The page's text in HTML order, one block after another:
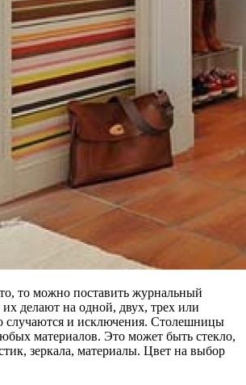
то можно поставить журнальный
делают на одной, двух, трех или
случаются и исключения. Столешницы
материалов. Это может быть стекло,
зеркала, материалы. Цвет на выбор